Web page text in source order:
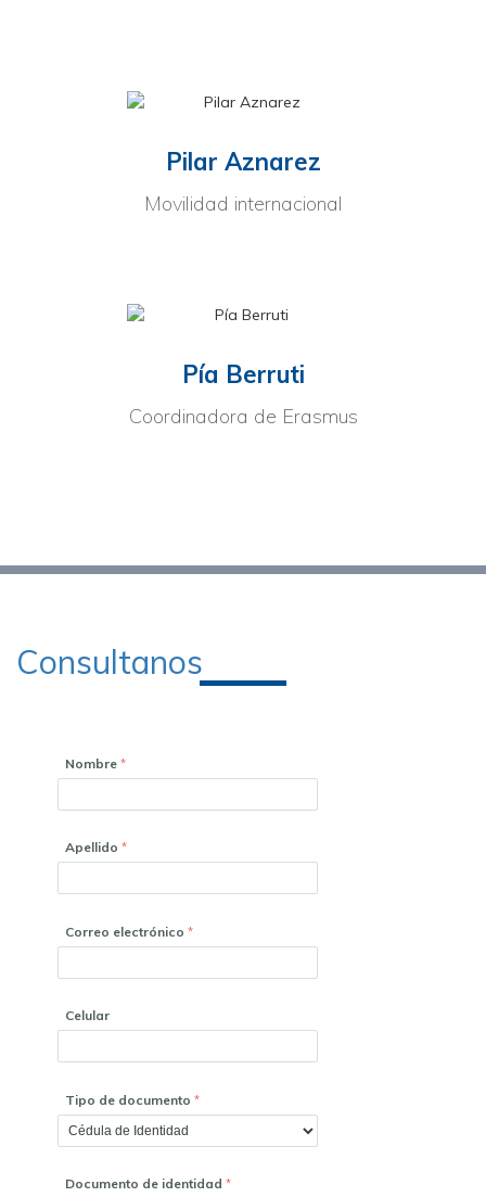
Pilar Aznarez
Movilidad internacional
Pía Berruti
Coordinadora de Erasmus
Consultanos
Nombre
Apellido
Correo electrónico
Celular
Tipo de documento
Documento de identidad